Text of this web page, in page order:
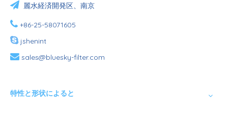
 麗水経済開発区、南京
 +86-25-58071605
 jshenint
 sales@bluesky-filter.com
特性と形状によると